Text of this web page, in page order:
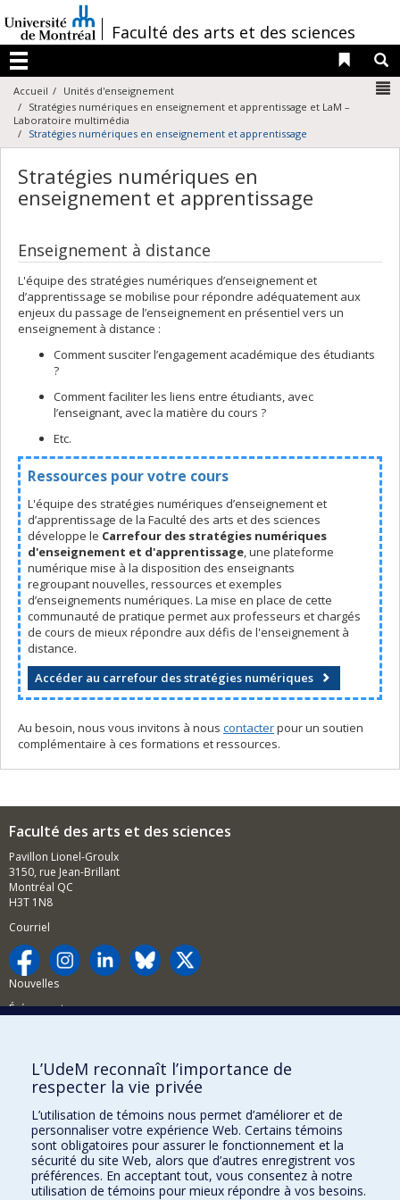
au
contenu
/Faculté des arts et des sciences
Menu
Liens
Accueil
Unités d'enseignement
Stratégies numériques en enseignement et apprentissage et LaM –
Laboratoire multimédia
Stratégies numériques en enseignement et apprentissage
Stratégies numériques en
enseignement et apprentissage
Enseignement à distance
L'équipe des stratégies numériques d’enseignement et
d’apprentissage se mobilise pour répondre adéquatement aux
enjeux du passage de l’enseignement en présentiel vers un
enseignement à distance :
Comment susciter l’engagement académique des étudiants
?
Comment faciliter les liens entre étudiants, avec
l’enseignant, avec la matière du cours ?
Etc.
Ressources pour votre cours
L'équipe des stratégies numériques d’enseignement et
d’apprentissage de la Faculté des arts et des sciences
développe le Carrefour des stratégies numériques
d'enseignement et d'apprentissage, une plateforme
numérique mise à la disposition des enseignants
regroupant nouvelles, ressources et exemples
d’enseignements numériques. La mise en place de cette
communauté de pratique permet aux professeurs et chargés
de cours de mieux répondre aux défis de l'enseignement à
distance.
Accéder au carrefour des stratégies numériques
Au besoin, nous vous invitons à nous contacterpour un soutien
complémentaire à ces formations et ressources.
Faculté des arts et des sciences
Pavillon Lionel-Groulx
3150, rue Jean-Brillant
Montréal QC
H3T 1N8
Courriel
Nouvelles
Événements
BESOIN D'AIDE?
Plan du site
Signaler une erreur
Accessibilité
FACULTÉ DES ARTS ET DES SCIENCES
L’UdeM reconnaît l’importance de
respecter la vie privée
L’utilisation de témoins nous permet d’améliorer et de
personnaliser votre expérience Web. Certains témoins
sont obligatoires pour assurer le fonctionnement et la
sécurité du site Web, alors que d’autres enregistrent vos
préférences. En acceptant tout, vous consentez à notre
utilisation de témoins pour mieux répondre à vos besoins.